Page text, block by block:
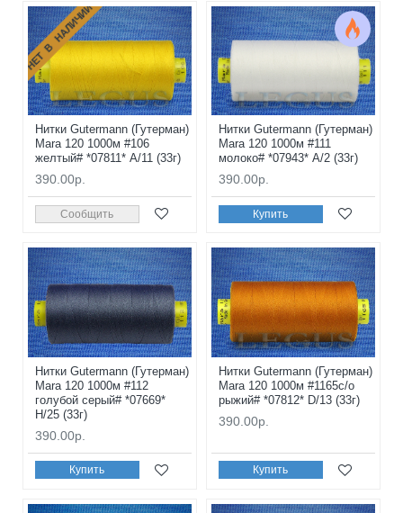
НЕТ В НАЛИЧИИ
Нитки Gutermann (Гутерман)
Mara 120 1000м #106
желтый# *07811* A/11 (33г)
390.00р.
Сообщить
Нитки Gutermann (Гутерман)
Mara 120 1000м #111
молоко# *07943* A/2 (33г)
390.00р.
Купить
Нитки Gutermann (Гутерман)
Mara 120 1000м #112
голубой серый# *07669*
H/25 (33г)
390.00р.
Купить
Нитки Gutermann (Гутерман)
Mara 120 1000м #1165с/о
рыжий# *07812* D/13 (33г)
390.00р.
Купить